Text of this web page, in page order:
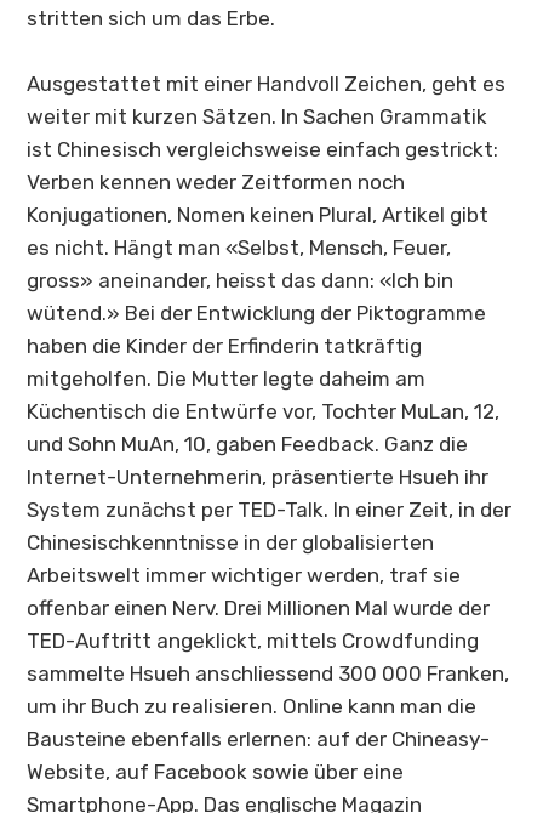
stritten sich um das Erbe.
Ausgestattet mit einer Handvoll Zeichen, geht es
weiter mit kurzen Sätzen. In Sachen Grammatik
ist Chinesisch vergleichsweise einfach gestrickt:
Verben kennen weder Zeitformen noch
Konjugationen, Nomen keinen Plural, Artikel gibt
es nicht. Hängt man «Selbst, Mensch, Feuer,
gross» aneinander, heisst das dann: «Ich bin
wütend.» Bei der Entwicklung der Piktogramme
haben die Kinder der Erfinderin tatkräftig
mitgeholfen. Die Mutter legte daheim am
Küchentisch die Entwürfe vor, Tochter MuLan, 12,
und Sohn MuAn, 10, gaben Feedback. Ganz die
Internet-Unternehmerin, präsentierte Hsueh ihr
System zunächst per TED-Talk. In einer Zeit, in der
Chinesischkenntnisse in der globalisierten
Arbeitswelt immer wichtiger werden, traf sie
offenbar einen Nerv. Drei Millionen Mal wurde der
TED-Auftritt angeklickt, mittels Crowdfunding
sammelte Hsueh anschliessend 300 000 Franken,
um ihr Buch zu realisieren. Online kann man die
Bausteine ebenfalls erlernen: auf der Chineasy-
Website, auf Facebook sowie über eine
Smartphone-App. Das englische Magazin